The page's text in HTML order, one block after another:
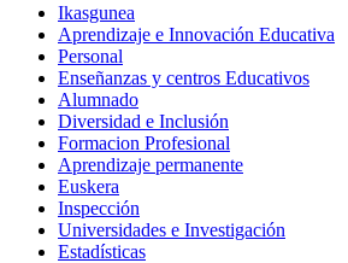
Ikasgunea
Aprendizaje e Innovación Educativa
Personal
Enseñanzas y centros Educativos
Alumnado
Diversidad e Inclusión
Formacion Profesional
Aprendizaje permanente
Euskera
Inspección
Universidades e Investigación
Estadísticas